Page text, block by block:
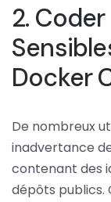
2.
Docker
De nombreux
inadvertance
contenant des
dépôts publics.